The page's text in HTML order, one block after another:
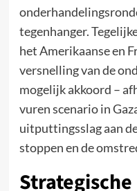
tegenhanger.
het Amerikaanse en
versnelling van de
mogelijk akkoord –
vuren scenario in
uitputtingsslag aan
stoppen en de